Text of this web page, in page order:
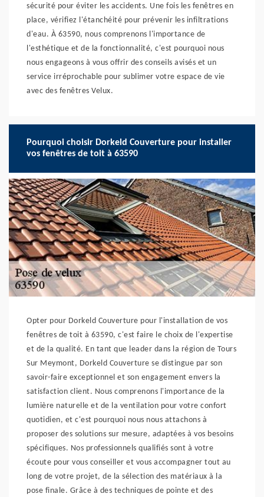
sécurité pour éviter les accidents. Une fois les fenêtres en
place, vérifiez l'étanchéité pour prévenir les infiltrations
d'eau. À 63590, nous comprenons l'importance de
l'esthétique et de la fonctionnalité, c'est pourquoi nous
nous engageons à vous offrir des conseils avisés et un
service irréprochable pour sublimer votre espace de vie
avec des fenêtres Velux.
Pourquoi choisir Dorkeld Couverture pour installer
vos fenêtres de toit à 63590
Opter pour Dorkeld Couverture pour l'installation de vos
fenêtres de toit à 63590, c'est faire le choix de l'expertise
et de la qualité. En tant que leader dans la région de Tours
Sur Meymont, Dorkeld Couverture se distingue par son
savoir-faire exceptionnel et son engagement envers la
satisfaction client. Nous comprenons l'importance de la
lumière naturelle et de la ventilation pour votre confort
quotidien, et c'est pourquoi nous nous attachons à
proposer des solutions sur mesure, adaptées à vos besoins
spécifiques. Nos professionnels qualifiés sont à votre
écoute pour vous conseiller et vous accompagner tout au
long de votre projet, de la sélection des matériaux à la
pose finale. Grâce à des techniques de pointe et des